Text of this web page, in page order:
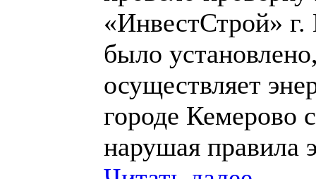
«ИнвестСтрой»
было
осуществляет
городе Кемерово
нарушая правила